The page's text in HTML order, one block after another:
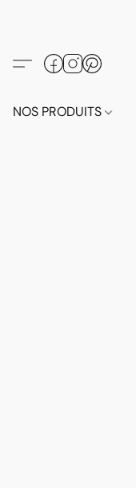
NOS PRODUITS